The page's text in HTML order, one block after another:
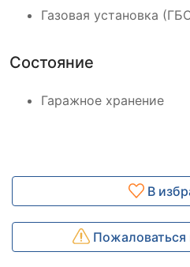
Газовая установка
Состояние
Гаражное хранение
В
Пожаловаться